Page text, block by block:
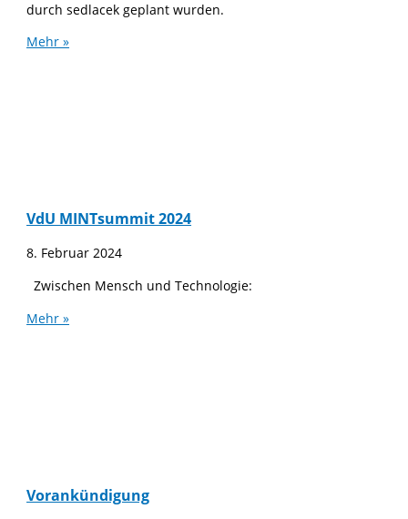
durch sedlacek geplant wurden.
Mehr »
VdU MINTsummit 2024
8. Februar 2024
Zwischen Mensch und Technologie:
Mehr »
Vorankündigung